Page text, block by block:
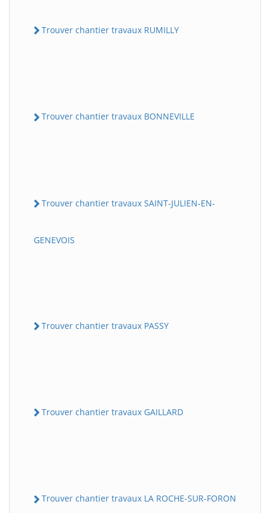
Trouver chantier travaux RUMILLY
Trouver chantier travaux BONNEVILLE
Trouver chantier travaux SAINT-JULIEN-EN-
GENEVOIS
Trouver chantier travaux PASSY
Trouver chantier travaux GAILLARD
Trouver chantier travaux LA ROCHE-SUR-FORON